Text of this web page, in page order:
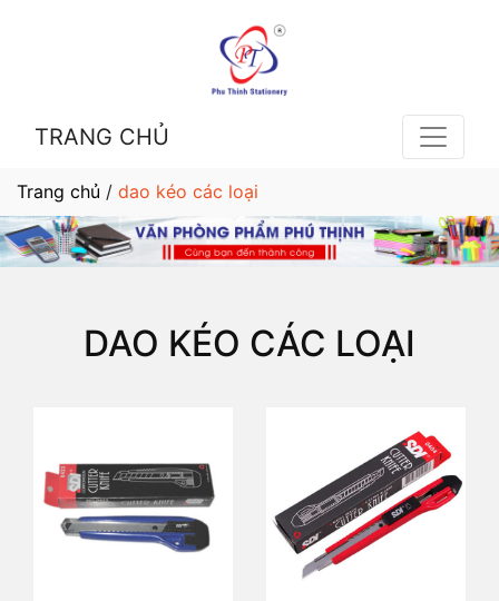
TRANG CHỦ
Trang chủ / dao kéo các loại
DAO KÉO CÁC LOẠI